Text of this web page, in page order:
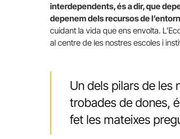
interdependents, és a dir, que
depenem dels recursos de l’entorn
cuidant la vida que ens envolta.
al centre de les nostres escoles i
Un dels pilars de les
trobades de dones,
fet les mateixes